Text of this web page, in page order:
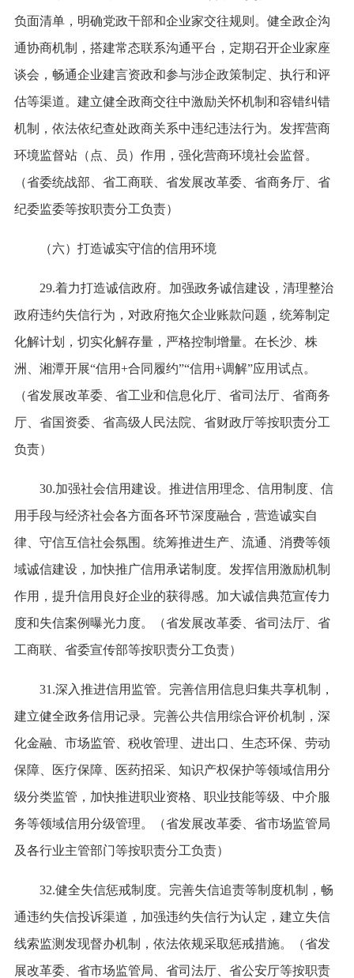
负面清单，明确党政干部和企业家交往规则。健全政企沟
通协商机制，搭建常态联系沟通平台，定期召开企业家座
谈会，畅通企业建言资政和参与涉企政策制定、执行和评
估等渠道。建立健全政商交往中激励关怀机制和容错纠错
机制，依法依纪查处政商关系中违纪违法行为。发挥营商
环境监督站（点、员）作用，强化营商环境社会监督。
（省委统战部、省工商联、省发展改革委、省商务厅、省
纪委监委等按职责分工负责）
（六）打造诚实守信的信用环境
29.着力打造诚信政府。加强政务诚信建设，清理整治
政府违约失信行为，对政府拖欠企业账款问题，统筹制定
化解计划，切实化解存量，严格控制增量。在长沙、株
洲、湘潭开展“信用+合同履约”“信用+调解”应用试点。
（省发展改革委、省工业和信息化厅、省司法厅、省商务
厅、省国资委、省高级人民法院、省财政厅等按职责分工
负责）
30.加强社会信用建设。推进信用理念、信用制度、信
用手段与经济社会各方面各环节深度融合，营造诚实自
律、守信互信社会氛围。统筹推进生产、流通、消费等领
域诚信建设，加快推广信用承诺制度。发挥信用激励机制
作用，提升信用良好企业的获得感。加大诚信典范宣传力
度和失信案例曝光力度。（省发展改革委、省司法厅、省
工商联、省委宣传部等按职责分工负责）
31.深入推进信用监管。完善信用信息归集共享机制，
建立健全政务信用记录。完善公共信用综合评价机制，深
化金融、市场监管、税收管理、进出口、生态环保、劳动
保障、医疗保障、医药招采、知识产权保护等领域信用分
级分类监管，加快推进职业资格、职业技能等级、中介服
务等领域信用分级管理。（省发展改革委、省市场监管局
及各行业主管部门等按职责分工负责）
32.健全失信惩戒制度。完善失信追责等制度机制，畅
通违约失信投诉渠道，加强违约失信行为认定，建立失信
线索监测发现督办机制，依法依规采取惩戒措施。（省发
展改革委、省市场监管局、省司法厅、省公安厅等按职责